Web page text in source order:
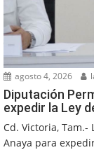
agosto 4, 2026
Diputación
expedir la Ley
Cd. Victoria,
Anaya para